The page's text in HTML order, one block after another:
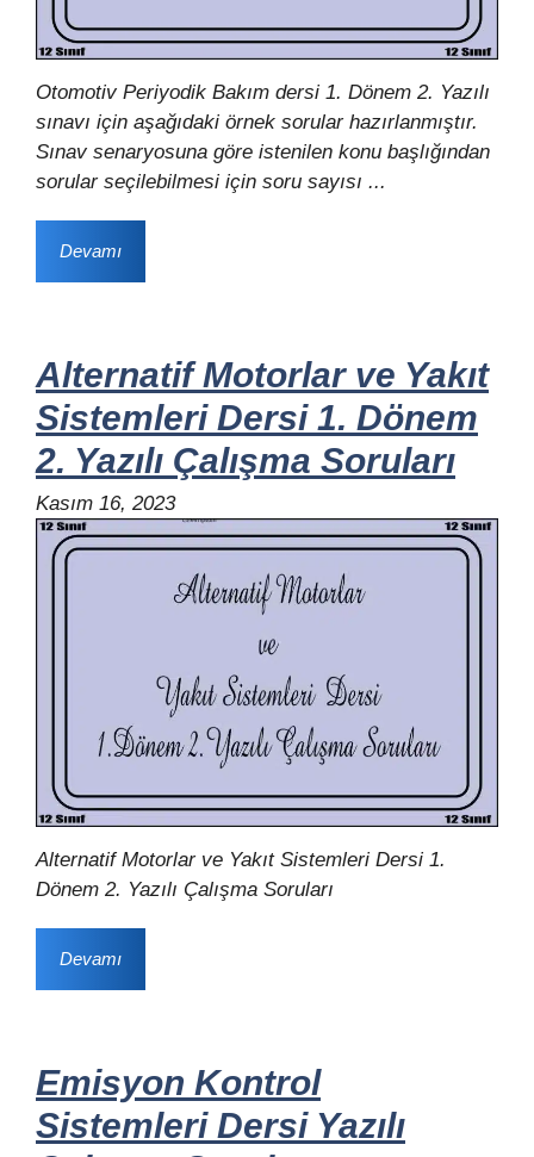
Otomotiv Periyodik Bakım dersi 1. Dönem 2. Yazılı
sınavı için aşağıdaki örnek sorular hazırlanmıştır.
Sınav senaryosuna göre istenilen konu başlığından
sorular seçilebilmesi için soru sayısı ...
Devamı
Alternatif Motorlar ve Yakıt
Sistemleri Dersi 1. Dönem
2. Yazılı Çalışma Soruları
Kasım 16, 2023
Alternatif Motorlar ve Yakıt Sistemleri Dersi 1.
Dönem 2. Yazılı Çalışma Soruları
Devamı
Emisyon Kontrol
Sistemleri Dersi Yazılı